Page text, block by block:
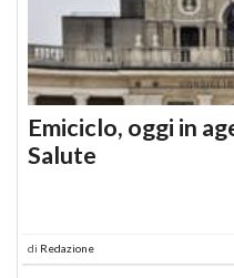
Emiciclo, oggi in
Salute
di Redazione